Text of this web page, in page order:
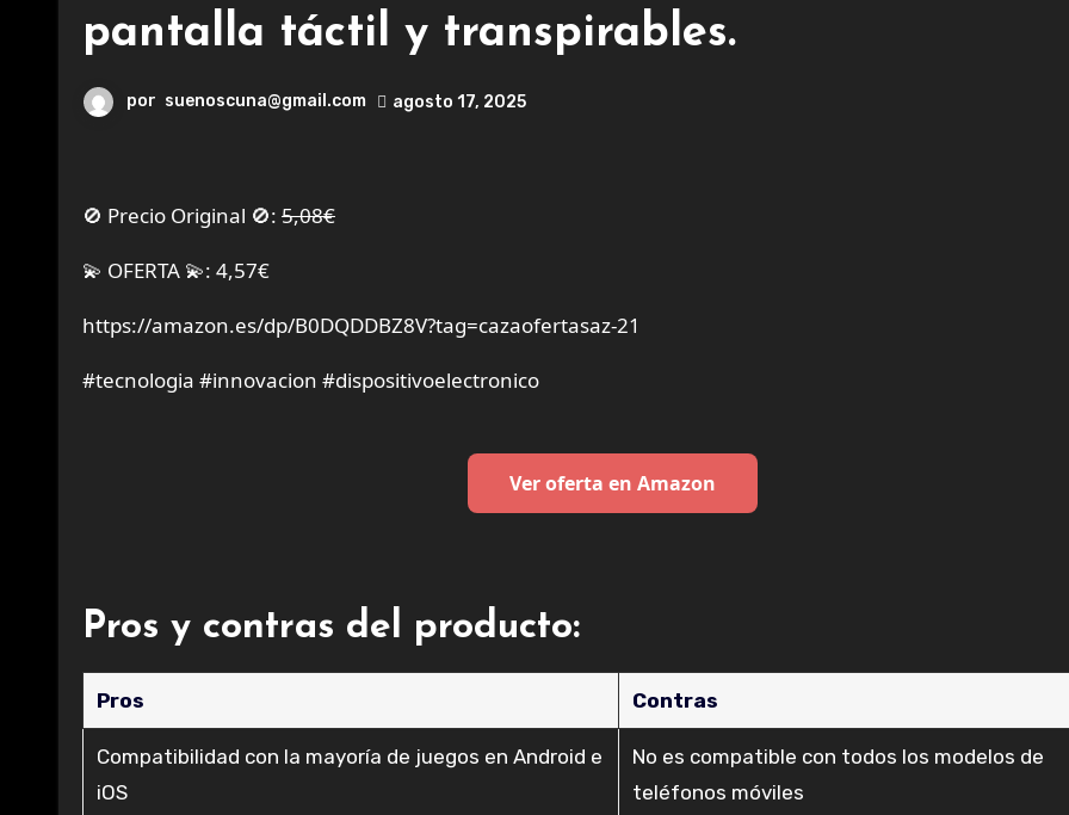
pantalla táctil y transpirables.
por suenoscuna@gmail.com agosto 17, 2025
🚫 Precio Original 🚫: 5,08€
💫 OFERTA 💫: 4,57€
https://amazon.es/dp/B0DQDDBZ8V?tag=cazaofertasaz-21
#tecnologia #innovacion #dispositivoelectronico
Ver oferta en Amazon
Pros y contras del producto:
Pros Contras
Compatibilidad con la mayoría de juegos en Android e
iOS
No es compatible con todos los modelos de
teléfonos móviles